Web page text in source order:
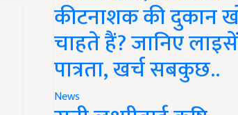
कीटनाशक की दुकान
चाहते हैं? जानिए
पात्रता, खर्च सबकुछ..
News